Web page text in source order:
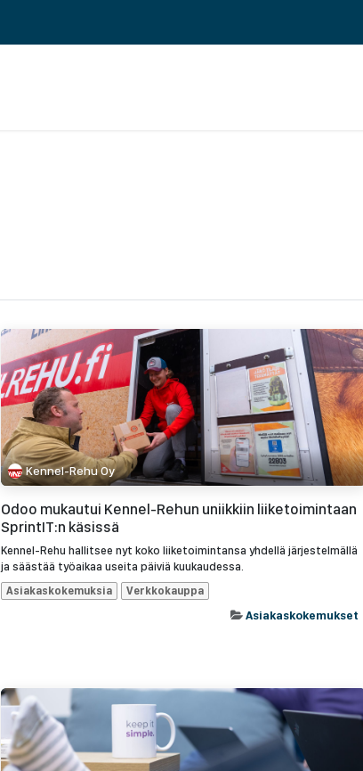
Kennel-Rehu Oy
Odoo mukautui Kennel-Rehun uniikkiin liiketoimintaan
SprintIT:n käsissä
Kennel-Rehu hallitsee nyt koko liiketoimintansa yhdellä järjestelmällä
ja säästää työaikaa useita päiviä kuukaudessa.
Asiakaskokemuksia
Verkkokauppa
Asiakaskokemukset